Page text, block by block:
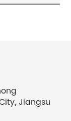
Jiangsu